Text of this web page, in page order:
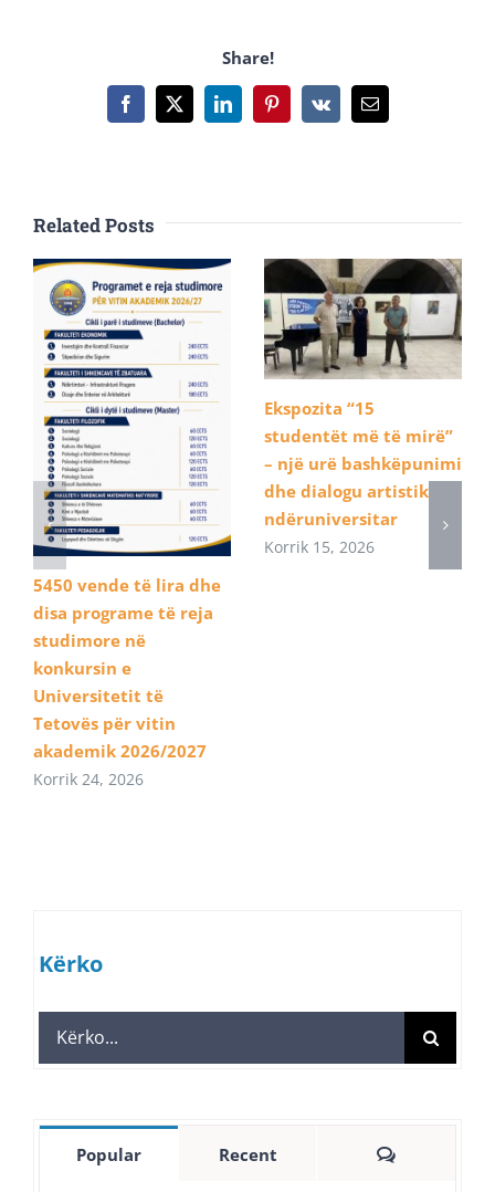
Share!
Facebook
X LinkedInPinterest
Vk Email
Related Posts
5450 vende të lira dhe
disa programe të reja
studimore në
konkursin e
Universitetit të
Tetovës për vitin
akademik 2026/2027
Korrik 24, 2026
Ekspozita “15
studentët më të mirë”
– një urë bashkëpunimi
dhe dialogu artistik
ndëruniversitar
Korrik 15, 2026
Kërko
Search
for:
Popular Recent Comments